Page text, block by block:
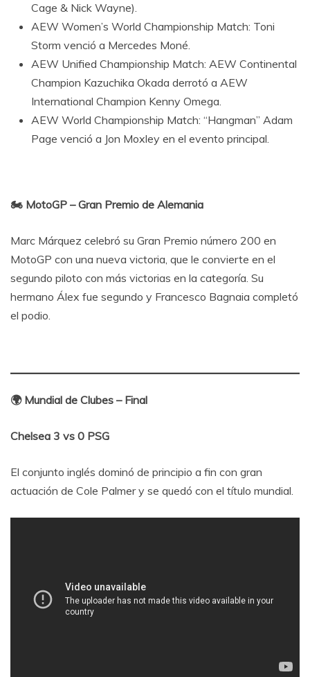
Cage & Nick Wayne).
AEW Women’s World Championship Match: Toni
Storm venció a Mercedes Moné.
AEW Unified Championship Match: AEW Continental
Champion Kazuchika Okada derrotó a AEW
International Champion Kenny Omega.
AEW World Championship Match: “Hangman” Adam
Page venció a Jon Moxley en el evento principal.
🏍️ MotoGP – Gran Premio de Alemania
Marc Márquez celebró su Gran Premio número 200 en
MotoGP con una nueva victoria, que le convierte en el
segundo piloto con más victorias en la categoría. Su
hermano Álex fue segundo y Francesco Bagnaia completó
el podio.
🌍 Mundial de Clubes – Final
Chelsea 3 vs 0 PSG
El conjunto inglés dominó de principio a fin con gran
actuación de Cole Palmer y se quedó con el título mundial.